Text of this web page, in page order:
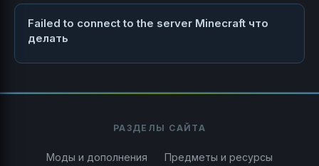
Failed to connect to the server Minecraft что
делать
РАЗДЕЛЫ САЙТА
Моды и дополнения
Предметы и ресурсы